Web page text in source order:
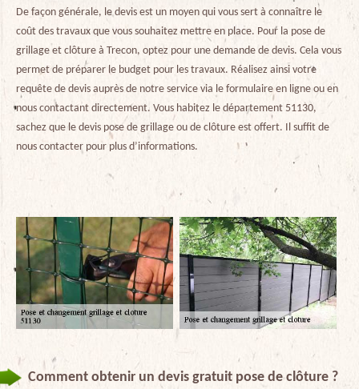
De façon générale, le devis est un moyen qui vous sert à connaître le
coût des travaux que vous souhaitez mettre en place. Pour la pose de
grillage et clôture à Trecon, optez pour une demande de devis. Cela vous
permet de préparer le budget pour les travaux. Réalisez ainsi votre
requête de devis auprès de notre service via le formulaire en ligne ou en
nous contactant directement. Vous habitez le département 51130,
sachez que le devis pose de grillage ou de clôture est offert. Il suffit de
nous contacter pour plus d’informations.
Comment obtenir un devis gratuit pose de clôture ?